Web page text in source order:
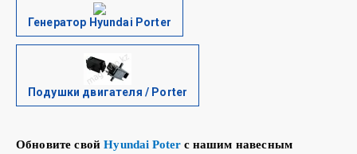
Генератор Hyundai Porter
Подушки двигателя / Porter
Обновите свойHyundai Poter с нашим навесным